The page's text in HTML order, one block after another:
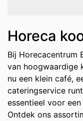
Horeca
Bij Horecacentrum
van hoogwaardige
nu een klein café,
cateringservice
essentieel voor
Ontdek ons